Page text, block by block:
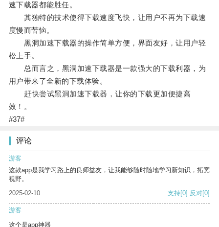
速下载器都能胜任。
其独特的技术使得下载速度飞快，让用户不再为下载速
度慢而苦恼。
黑洞加速下载器的操作简单方便，界面友好，让用户轻
松上手。
总而言之，黑洞加速下载器是一款强大的下载利器，为
用户带来了全新的下载体验。
赶快尝试黑洞加速下载器，让你的下载更加便捷高
效！。
#37#
评论
游客
这款app是我学习路上的良师益友，让我能够随时随地学习新知识，拓宽
视野。
2025-02-10
支持[0] 反对[0]
游客
这个是app神器